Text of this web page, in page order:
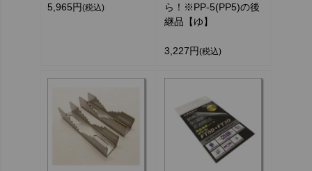
5,965円(税込)
ら！※PP-5(PP5)の後
継品【ゆ】
3,227円(税込)